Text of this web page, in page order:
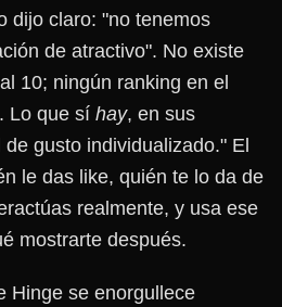
dijo claro: "no tenemos
de atractivo". No existe
10; ningún ranking en el
Lo que sí hay, en sus
gusto individualizado." El
le das like, quién te lo da de
realmente, y usa ese
mostrarte después.
Hinge se enorgullece